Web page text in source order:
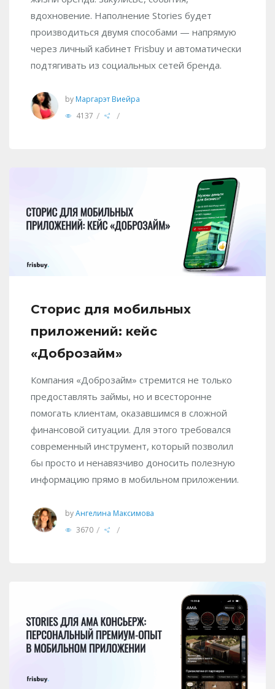
вдохновение. Наполнение Stories будет
производиться двумя способами — напрямую
через личный кабинет Frisbuy и автоматически
подтягивать из социальных сетей бренда.
by Маргарэт Виейра
4137 / /
Сторис для мобильных
приложений: кейс
«Доброзайм»
Компания «Доброзайм» стремится не только
предоставлять займы, но и всесторонне
помогать клиентам, оказавшимся в сложной
финансовой ситуации. Для этого требовался
современный инструмент, который позволил
бы просто и ненавязчиво доносить полезную
информацию прямо в мобильном приложении.
byАнгелина Максимова
3670 / /